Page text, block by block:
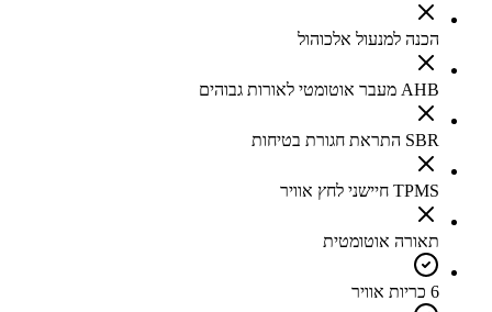
הכנה למנעול אלכוהול
AHB מעבר אוטומטי לאורות גבוהים
SBR התראת חגורת בטיחות
TPMS חיישני לחץ אוויר
תאורה אוטומטית
6 כריות אוויר